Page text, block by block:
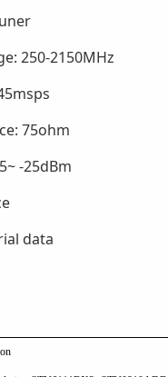
250-2150MHz
75ohm
-25dBm
data